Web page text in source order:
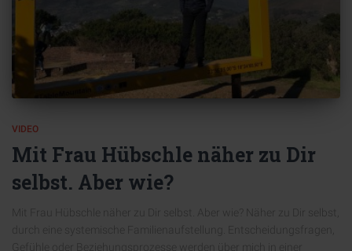
VIDEO
Mit Frau Hübschle näher zu Dir
selbst. Aber wie?
Mit Frau Hübschle näher zu Dir selbst. Aber wie? Näher zu Dir selbst,
durch eine systemische Familienaufstellung. Entscheidungsfragen,
Gefühle oder Beziehungsprozesse werden über mich in einer